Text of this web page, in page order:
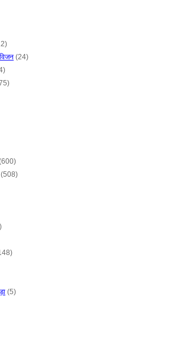
(24)
(508)
(5)